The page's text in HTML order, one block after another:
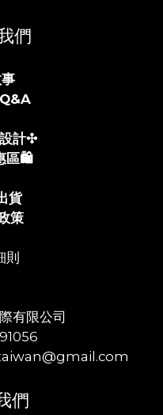
們
計✣
區🛍️
貨
策
則
有限公司
們